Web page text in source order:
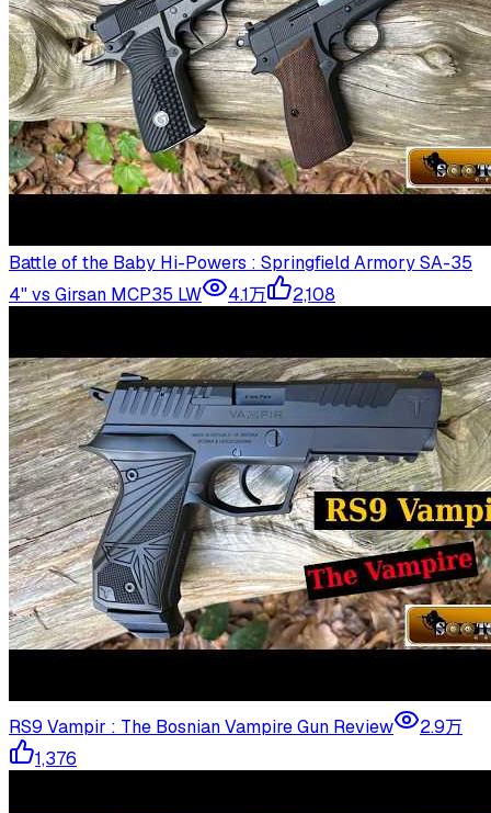
Battle of the Baby Hi-Powers : Springfield Armory SA-35
4" vs Girsan MCP35 LW
4.1万 2,108
RS9 Vampir : The Bosnian Vampire Gun Review
2.9万
1,376